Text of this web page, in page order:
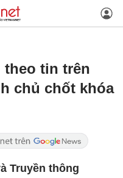
theo tin trên
chủ chốt khóa
Truyền thông